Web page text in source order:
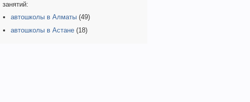
занятий:
автошколы в Алматы (49)
автошколы в Астане (18)